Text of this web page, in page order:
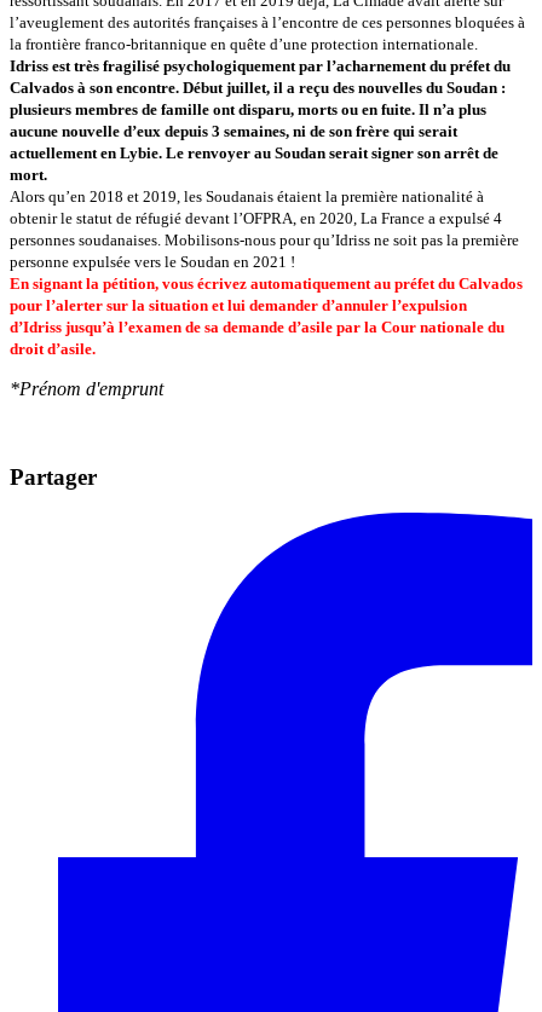
l’aveuglement des autorités françaises à l’encontre de ces personnes bloquées à
la frontière franco-britannique en quête d’une protection internationale.
Idriss est très fragilisé psychologiquement par l’acharnement du préfet du
Calvados à son encontre. Début juillet, il a reçu des nouvelles du Soudan :
plusieurs membres de famille ont disparu, morts ou en fuite. Il n’a plus
aucune nouvelle d’eux depuis 3 semaines, ni de son frère qui serait
actuellement en Lybie. Le renvoyer au Soudan serait signer son arrêt de
mort.
Alors qu’en 2018 et 2019, les Soudanais étaient la première nationalité à
obtenir le statut de réfugié devant l’OFPRA, en 2020, La France a expulsé 4
personnes soudanaises. Mobilisons-nous pour qu’Idriss ne soit pas la première
personne expulsée vers le Soudan en 2021 !
En signant la pétition, vous écrivez automatiquement au préfet du Calvados
pour l’alerter sur la situation et lui demander d’annuler l’expulsion
d’Idriss jusqu’à l’examen de sa demande d’asile par la Cour nationale du
droit d’asile.
*Prénom d'emprunt
Partager